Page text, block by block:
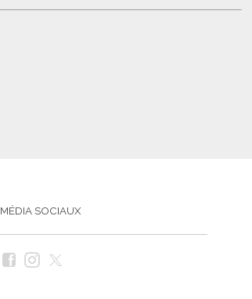
MÉDIA SOCIAUX